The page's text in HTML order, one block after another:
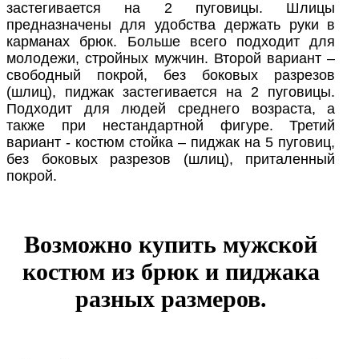
застегивается на 2 пуговицы. Шлицы
предназначены для удобства держать руки в
карманах брюк. Больше всего подходит для
молодежи, стройных мужчин. Второй вариант –
свободный покрой, без боковых разрезов
(шлиц), пиджак застегивается на 2 пуговицы.
Подходит для людей среднего возраста, а
также при нестандартной фигуре. Третий
вариант - костюм стойка – пиджак на 5 пуговиц,
без боковых разрезов (шлиц), приталенный
покрой.
Возможно купить мужской
костюм из брюк и пиджака
разных размеров.